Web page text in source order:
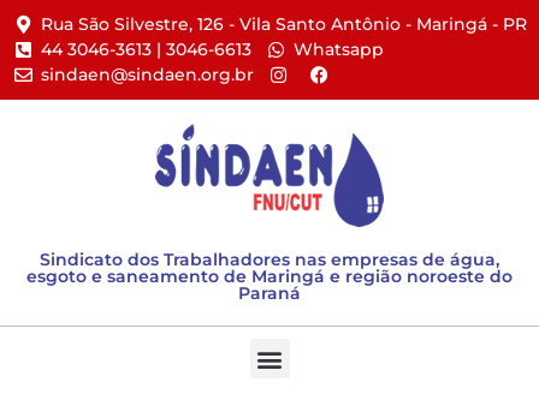
Rua São Silvestre, 126 - Vila Santo Antônio - Maringá - PR​
44 3046-3613 | 3046-6613​
Whatsapp
sindaen@sindaen.org.br
Sindicato dos Trabalhadores nas empresas de água,
esgoto e saneamento de Maringá e região noroeste do
Paraná